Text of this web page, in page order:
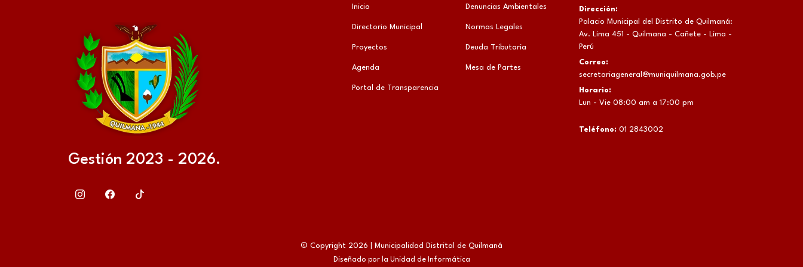
Gestión 2023 - 2026.
Inicio
Directorio Municipal
Proyectos
Agenda
Portal de Transparencia
Denuncias Ambientales
Normas Legales
Deuda Tributaria
Mesa de Partes
Dirección:
Palacio Municipal del Distrito de Quilmaná:
Av. Lima 451 - Quilmana - Cañete - Lima -
Perú
Correo:
secretariageneral@muniquilmana.gob.pe
Horario:
Lun - Vie 08:00 am a 17:00 pm
Teléfono: 01 2843002
© Copyright 2026 | Municipalidad Distrital de Quilmaná
Diseñado por la Unidad de Informática